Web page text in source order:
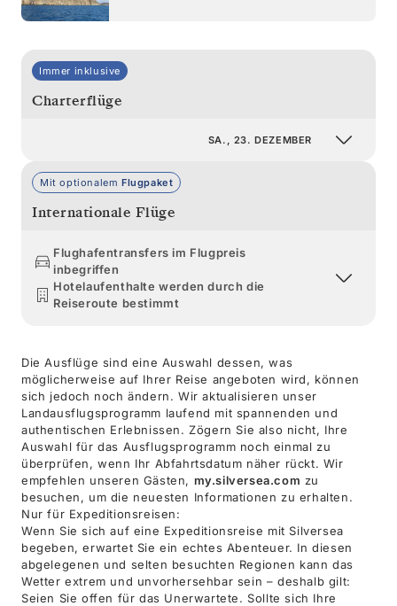
Immer inklusive
Charterflüge
SA., 23. DEZEMBER
Mit optionalem Flugpaket
Internationale Flüge
Flughafentransfers im Flugpreis
inbegriffen
Hotelaufenthalte werden durch die
Reiseroute bestimmt
Die Ausflüge sind eine Auswahl dessen, was
möglicherweise auf Ihrer Reise angeboten wird, können
sich jedoch noch ändern. Wir aktualisieren unser
Landausflugsprogramm laufend mit spannenden und
authentischen Erlebnissen. Zögern Sie also nicht, Ihre
Auswahl für das Ausflugsprogramm noch einmal zu
überprüfen, wenn Ihr Abfahrtsdatum näher rückt. Wir
empfehlen unseren Gästen, my.silversea.com zu
besuchen, um die neuesten Informationen zu erhalten.
Nur für Expeditionsreisen:
Wenn Sie sich auf eine Expeditionsreise mit Silversea
begeben, erwartet Sie ein echtes Abenteuer. In diesen
abgelegenen und selten besuchten Regionen kann das
Wetter extrem und unvorhersehbar sein – deshalb gilt:
Seien Sie offen für das Unerwartete. Sollte sich Ihre